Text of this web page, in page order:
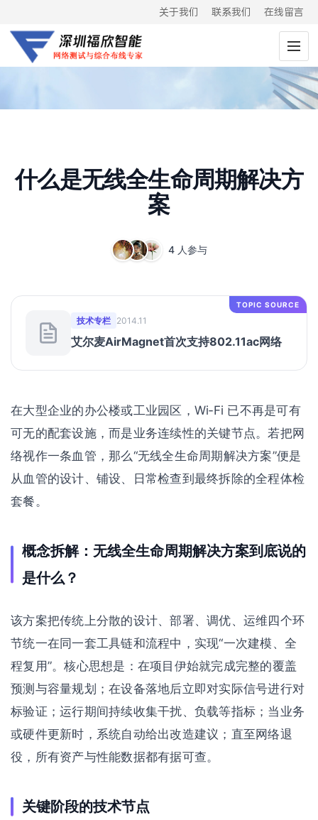
关于我们 联系我们 在线留言
什么是无线全生命周期解决方
案
4 人参与
TOPIC SOURCE
技术专栏 2014.11
艾尔麦AirMagnet首次支持802.11ac网络
在大型企业的办公楼或工业园区，Wi‑Fi 已不再是可有
可无的配套设施，而是业务连续性的关键节点。若把网
络视作一条血管，那么“无线全生命周期解决方案”便是
从血管的设计、铺设、日常检查到最终拆除的全程体检
套餐。
概念拆解：无线全生命周期解决方案到底说的
是什么？
该方案把传统上分散的设计、部署、调优、运维四个环
节统一在同一套工具链和流程中，实现“一次建模、全
程复用”。核心思想是：在项目伊始就完成完整的覆盖
预测与容量规划；在设备落地后立即对实际信号进行对
标验证；运行期间持续收集干扰、负载等指标；当业务
或硬件更新时，系统自动给出改造建议；直至网络退
役，所有资产与性能数据都有据可查。
关键阶段的技术节点